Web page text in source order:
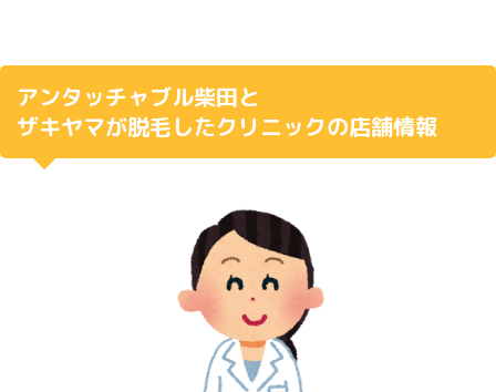
アンタッチャブル柴田と
ザキヤマが脱毛したクリニックの店舗情報